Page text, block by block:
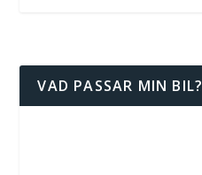
VAD PASSAR MIN BIL?